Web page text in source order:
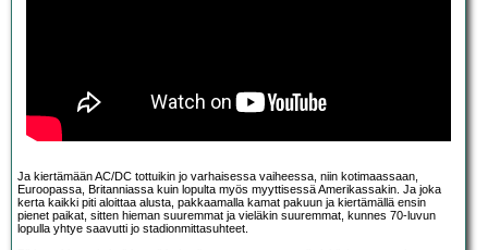
Ja kiertämään AC/DC tottuikin jo varhaisessa vaiheessa, niin kotimaassaan,
Euroopassa, Britanniassa kuin lopulta myös myyttisessä Amerikassakin. Ja joka
kerta kaikki piti aloittaa alusta, pakkaamalla kamat pakuun ja kiertämällä ensin
pienet paikat, sitten hieman suuremmat ja vieläkin suuremmat, kunnes 70-luvun
lopulla yhtye saavutti jo stadionmittasuhteet.